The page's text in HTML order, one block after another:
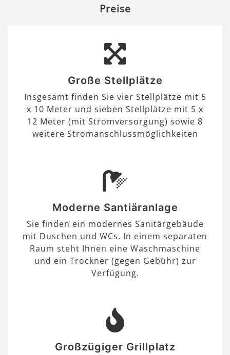
Preise
Große Stellplätze
Insgesamt finden Sie vier Stellplätze mit 5
x 10 Meter und sieben Stellplätze mit 5 x
12 Meter (mit Stromversorgung) sowie 8
weitere Stromanschlussmöglichkeiten
Moderne Santiäranlage
Sie finden ein modernes Sanitärgebäude
mit Duschen und WCs. In einem separaten
Raum steht Ihnen eine Waschmaschine
und ein Trockner (gegen Gebühr) zur
Verfügung.
Großzügiger Grillplatz